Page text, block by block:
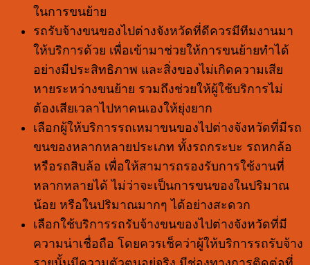
ในการขนย้าย
รถรับจ้างขนของไปต่างจังหวัดที่ดีควรมีทีมงานมา
ให้บริการด้วย เพื่อเข้ามาช่วยให้การขนย้ายทำได้
อย่างมีประสิทธิภาพ และสิ่งของไม่เกิดความเสีย
หายระหว่างขนย้าย รวมถึงช่วยให้ผู้ใช้บริการไม่
ต้องเสียเวลาไปหาคนเองให้ยุ่งยาก
เลือกผู้ให้บริการรถเหมาขนของไปต่างจังหวัดที่มีรถ
ขนของหลากหลายประเภท ทั้งรถกระบะ รถหกล้อ
หรือรถสิบล้อ เพื่อให้สามารถรองรับการใช้งานที่
หลากหลายได้ ไม่ว่าจะเป็นการขนของในปริมาณ
น้อย หรือในปริมาณมากๆ ได้อย่างสะดวก
เลือกใช้บริการรถรับจ้างขนของไปต่างจังหวัดที่มี
ความน่าเชื่อถือ โดยควรเช็คว่าผู้ให้บริการรถรับจ้าง